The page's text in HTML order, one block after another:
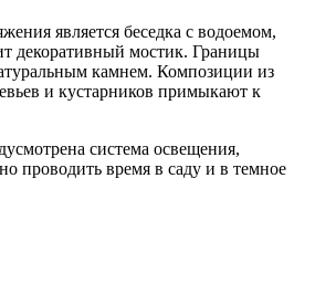
является беседка с водоемом,
декоративный мостик. Границы
камнем. Композиции из
и кустарников примыкают к
система освещения,
проводить время в саду и в темное